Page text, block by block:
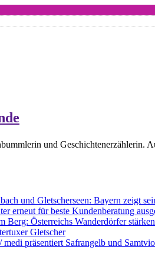
und Geschichtenerzählerin.
und Gletscherseen: Bayern zeigt
erneut für beste Kundenberatung
Berg: Österreichs Wanderdörfer
Gletscher
medi präsentiert Safrangelb und